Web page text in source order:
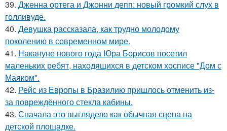
39. Дженна ортега и Джонни депп: новый громкий слух в
голливуде.
40. Девушка рассказала, как трудно молодому
поколению в современном мире.
41. Накануне нового года Юра Борисов посетил
маленьких ребят, находящихся в детском хосписе "Дом с
Маяком".
42. Рейс из Европы в Бразилию пришлось отменить из-
за повреждённого стекла кабины.
43. Сначала это выглядело как обычная сцена на
детской площадке.